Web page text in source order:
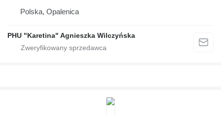
Polska, Opalenica
PHU "Karetina" Agnieszka Wilczyńska